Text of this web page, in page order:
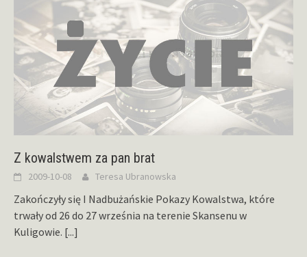
Z kowalstwem za pan brat
2009-10-08 Teresa Ubranowska
Zakończyły się I Nadbużańskie Pokazy Kowalstwa, które
trwały od 26 do 27 września na terenie Skansenu w
Kuligowie. [...]